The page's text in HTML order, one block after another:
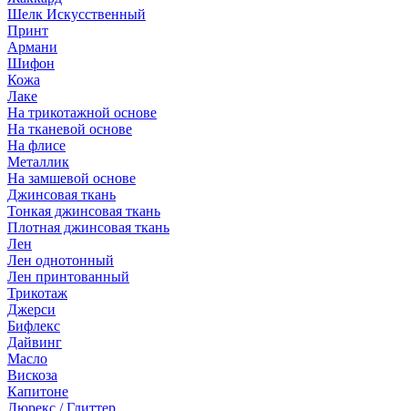
Шелк Искусственный
Принт
Армани
Шифон
Кожа
Лаке
На трикотажной основе
На тканевой основе
На флисе
Металлик
На замшевой основе
Джинсовая ткань
Тонкая джинсовая ткань
Плотная джинсовая ткань
Лен
Лен однотонный
Лен принтованный
Трикотаж
Джерси
Бифлекс
Дайвинг
Масло
Вискоза
Капитоне
Люрекс / Глиттер